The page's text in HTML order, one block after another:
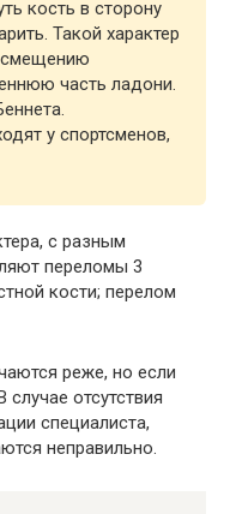
кость в сторону
Такой характер
смещению
часть ладони.
у спортсменов,
с разным
переломы 3
кости; перелом
реже, но если
отсутствия
специалиста,
неправильно.